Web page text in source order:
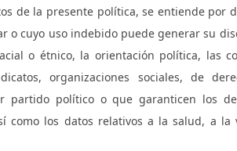
de la presente política, se entiende por
o cuyo uso indebido puede generar su
o étnico, la orientación política, las
organizaciones sociales, de
partido político o que garanticen los
como los datos relativos a la salud, a la